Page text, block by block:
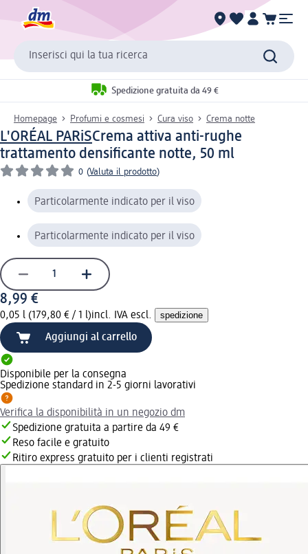
Inserisci qui la tua ricerca
Spedizione gratuita da 49 €
Homepage Profumi e cosmesi Cura viso Crema notte
L'ORÉAL PARiSCrema attiva anti-rughe
trattamento densificante notte, 50 ml
0 (Valuta il prodotto)
Particolarmente indicato per il viso
Particolarmente indicato per il viso
8,99 €
0,05 l (179,80 € / 1 l)incl. IVA escl. spedizione
Aggiungi al carrello
Disponibile per la consegna
Spedizione standard in 2-5 giorni lavorativi
Verifica la disponibilità in un negozio dm
Spedizione gratuita a partire da 49 €
Reso facile e gratuito
Ritiro express gratuito per i clienti registrati